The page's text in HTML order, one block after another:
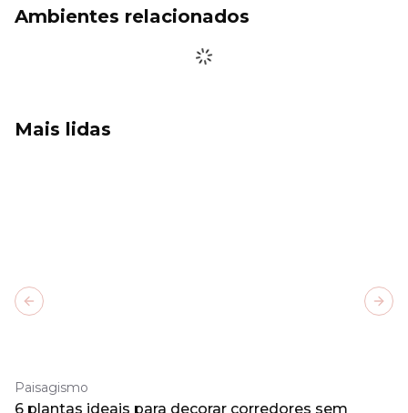
Ambientes relacionados
Mais lidas
Paisagismo
6 plantas ideais para decorar corredores sem
Previous slide